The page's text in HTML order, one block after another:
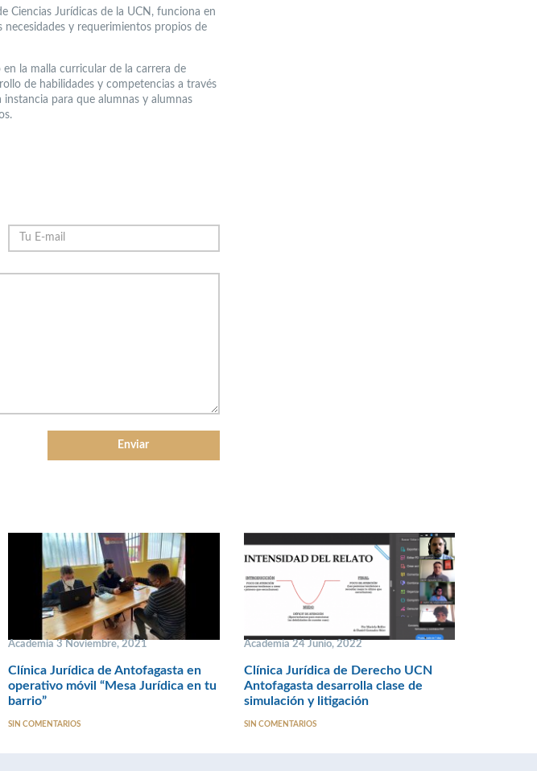
Ciencias Jurídicas de la UCN, funciona en
y requerimientos propios de
la malla curricular de la carrera de
de habilidades y competencias a través
para que alumnas y alumnas
Academia 3 Noviembre, 2021
Clínica Jurídica de Antofagasta en
operativo móvil “Mesa Jurídica en tu
barrio”
SIN COMENTARIOS
Academia 24 Junio, 2022
Clínica Jurídica de Derecho UCN
Antofagasta desarrolla clase de
simulación y litigación
SIN COMENTARIOS